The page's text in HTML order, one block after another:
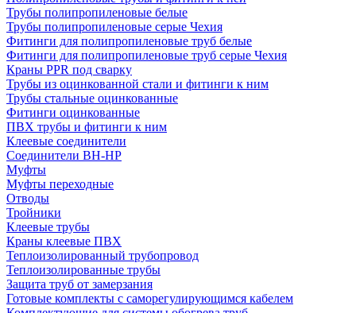
Трубы полипропиленовые белые
Трубы полипропиленовые серые Чехия
Фитинги для полипропиленовые труб белые
Фитинги для полипропиленовые труб серые Чехия
Краны PPR под сварку
Трубы из оцинкованной стали и фитинги к ним
Трубы стальные оцинкованные
Фитинги оцинкованные
ПВХ трубы и фитинги к ним
Клеевые соединители
Соединители ВН-НР
Муфты
Муфты переходные
Отводы
Тройники
Клеевые трубы
Краны клеевые ПВХ
Теплоизолированный трубопровод
Теплоизолированные трубы
Защита труб от замерзания
Готовые комплекты с саморегулирующимся кабелем